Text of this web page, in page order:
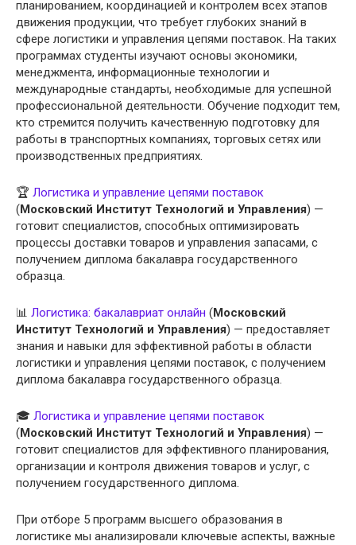
планированием, координацией и контролем всех этапов
движения продукции, что требует глубоких знаний в
сфере логистики и управления цепями поставок. На таких
программах студенты изучают основы экономики,
менеджмента, информационные технологии и
международные стандарты, необходимые для успешной
профессиональной деятельности. Обучение подходит тем,
кто стремится получить качественную подготовку для
работы в транспортных компаниях, торговых сетях или
производственных предприятиях.
🏆 Логистика и управление цепями поставок
(Московский Институт Технологий и Управления) —
готовит специалистов, способных оптимизировать
процессы доставки товаров и управления запасами, с
получением диплома бакалавра государственного
образца.
📊 Логистика: бакалавриат онлайн (Московский
Институт Технологий и Управления) — предоставляет
знания и навыки для эффективной работы в области
логистики и управления цепями поставок, с получением
диплома бакалавра государственного образца.
🎓 Логистика и управление цепями поставок
(Московский Институт Технологий и Управления) —
готовит специалистов для эффективного планирования,
организации и контроля движения товаров и услуг, с
получением государственного диплома.
При отборе 5 программ высшего образования в
логистике мы анализировали ключевые аспекты, важные